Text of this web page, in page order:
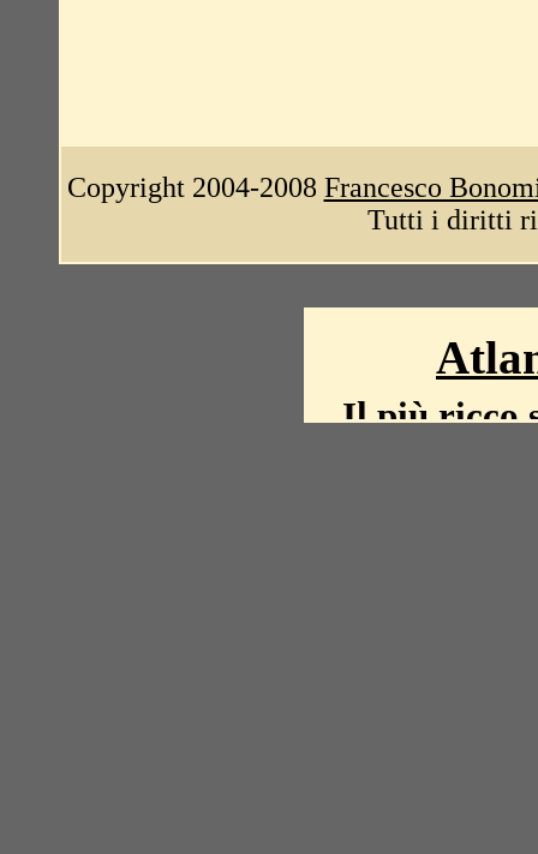
Copyright 2004-2008 Francesco
Tutti i diritti
Il più ricco